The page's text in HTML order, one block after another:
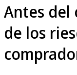
Antes del
de los